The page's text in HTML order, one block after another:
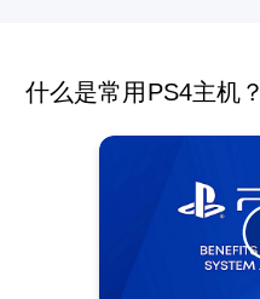
什么是常用PS4主机？